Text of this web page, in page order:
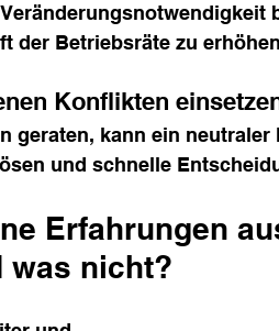
der Betriebsräte zu
Konflikten
geraten, kann ein neutraler
und schnelle
Erfahrungen
was nicht?